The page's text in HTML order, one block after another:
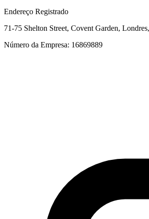
Endereço Registrado
71-75 Shelton Street, Covent Garden,
Número da Empresa: 16869889